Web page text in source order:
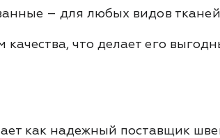
– для любых видов
что делает его
как надежный поставщик